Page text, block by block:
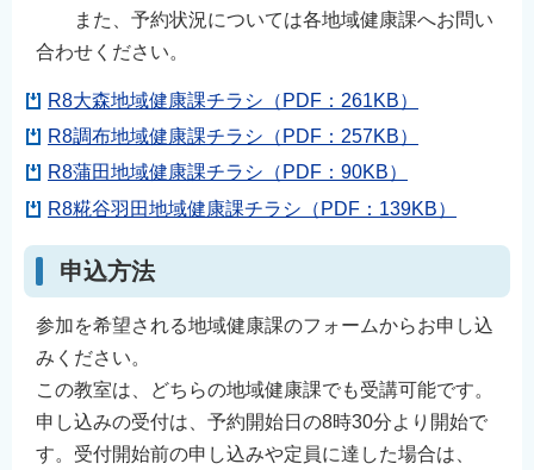
また、予約状況については各地域健康課へお問い
合わせください。
R8大森地域健康課チラシ（PDF：261KB）
R8調布地域健康課チラシ（PDF：257KB）
R8蒲田地域健康課チラシ（PDF：90KB）
R8糀谷羽田地域健康課チラシ（PDF：139KB）
申込方法
参加を希望される地域健康課のフォームからお申し込
みください。
この教室は、どちらの地域健康課でも受講可能です。
申し込みの受付は、予約開始日の8時30分より開始で
す。受付開始前の申し込みや定員に達した場合は、